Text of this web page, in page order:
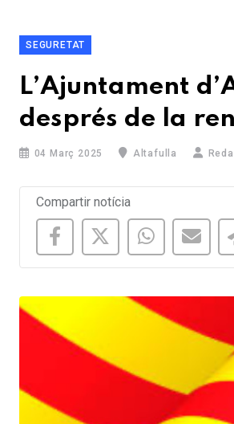
SEGURETAT
L’Ajuntament
després de la
04 Març 2025 Altafulla
Compartir notícia